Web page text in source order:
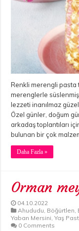
Renkli merengli
merenglerle
lezzeti inanılmaz
Özel günler, doğum
arkadaş toplantıları
bulunan bir çok
Daha Fazla »
Orman
04.10.2022
Ahududu Böğürtlen
Yaban Mersini ,Yaş
0 Comments